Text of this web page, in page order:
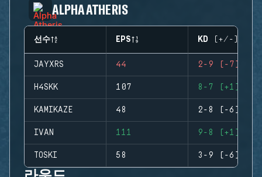
ALPHA ATHERIS
선수 EPS KD (+/-)
JAYXRS 44 2-9 (-7)
H4SKK 107 8-7 (+1)
KAMIKAZE 48 2-8 (-6)
IVAN 111 9-8 (+1)
TOSKI 58 3-9 (-6)